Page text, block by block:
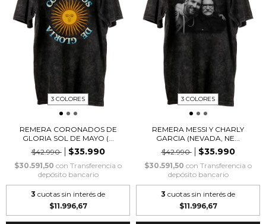
3 COLORES
REMERA CORONADOS DE
GLORIA SOL DE MAYO (...
$42.990
$35.990
$30.591,50 con Transferencia o
depósito bancario
3 cuotas sin interés de
$11.996,67
3 COLORES
REMERA MESSI Y CHARLY
GARCIA (NEVADA, NE...
$42.990
$35.990
$30.591,50 con Transferencia o
depósito bancario
3 cuotas sin interés de
$11.996,67